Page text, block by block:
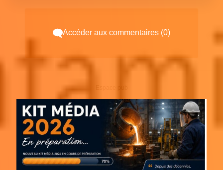
Accéder aux commentaires (0)